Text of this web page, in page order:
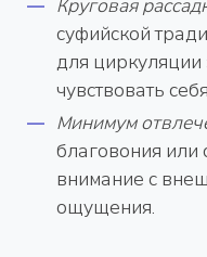
Круговая
суфийской
для циркуляции
чувствовать
Минимум
благовония или
внимание с
ощущения.